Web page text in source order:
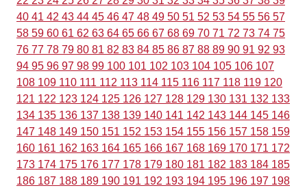
40 41 42 43 44 45 46 47 48 49 50 51 52 53 54 55 56 57
58 59 60 61 62 63 64 65 66 67 68 69 70 71 72 73 74 75
76 77 78 79 80 81 82 83 84 85 86 87 88 89 90 91 92 93
94 95 96 97 98 99 100 101 102 103 104 105 106 107
108 109 110 111 112 113 114 115 116 117 118 119 120
121 122 123 124 125 126 127 128 129 130 131 132 133
134 135 136 137 138 139 140 141 142 143 144 145 146
147 148 149 150 151 152 153 154 155 156 157 158 159
160 161 162 163 164 165 166 167 168 169 170 171 172
173 174 175 176 177 178 179 180 181 182 183 184 185
186 187 188 189 190 191 192 193 194 195 196 197 198